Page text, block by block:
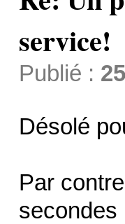
service!
Publié :
Désolé
Par
secondes